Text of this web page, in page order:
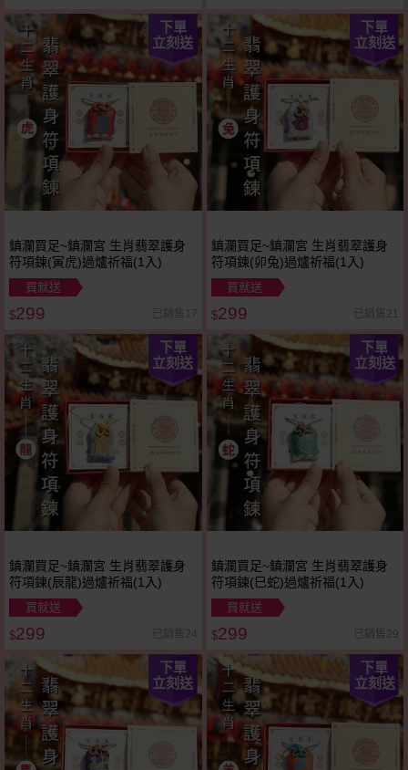
下單
立刻送
鎮瀾買足~鎮瀾宮 生肖翡翠護身
符項鍊(寅虎)過爐祈福(1入)
買就送
$299 已銷售17
下單
立刻送
鎮瀾買足~鎮瀾宮 生肖翡翠護身
符項鍊(卯兔)過爐祈福(1入)
買就送
$299 已銷售21
下單
立刻送
鎮瀾買足~鎮瀾宮 生肖翡翠護身
符項鍊(辰龍)過爐祈福(1入)
買就送
$299 已銷售24
下單
立刻送
鎮瀾買足~鎮瀾宮 生肖翡翠護身
符項鍊(巳蛇)過爐祈福(1入)
買就送
$299 已銷售29
下單
立刻送
下單
立刻送